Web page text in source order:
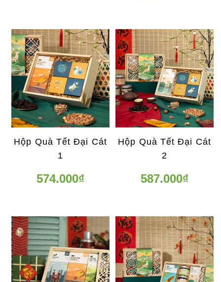
Hộp Quà Tết Đại Cát
1
574.000₫
Hộp Quà Tết Đại Cát
2
587.000₫